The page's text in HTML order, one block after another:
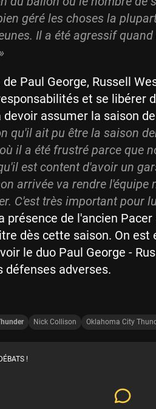
géré les choses la
Il a été agressif
Paul George, Russell
et se libérer
assumer la saison
qu'il ait pu être la saison
il a été frustré parce que
est content d'avoir un
arrivée va rendre
C'est très important pour
présence de l'ancien
dès cette saison. On est
le duo Paul George -
défenses adverses.
Nick Collison Oklahoma City
!